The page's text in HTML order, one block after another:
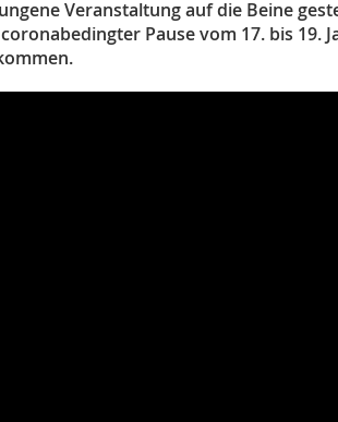
Veranstaltung auf die Beine
Pause vom 17. bis 19.